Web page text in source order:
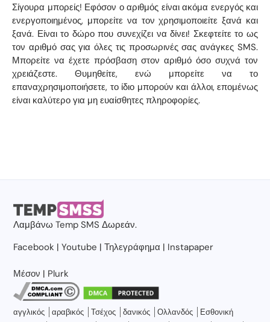
Σίγουρα μπορείς! Εφόσον ο αριθμός είναι ακόμα ενεργός και
ενεργοποιημένος, μπορείτε να τον χρησιμοποιείτε ξανά και
ξανά. Είναι το δώρο που συνεχίζει να δίνει! Σκεφτείτε το ως
τον αριθμό σας για όλες τις προσωρινές σας ανάγκες SMS.
Μπορείτε να έχετε πρόσβαση στον αριθμό όσο συχνά τον
χρειάζεστε. Θυμηθείτε, ενώ μπορείτε να το
επαναχρησιμοποιήσετε, το ίδιο μπορούν και άλλοι, επομένως
είναι καλύτερο για μη ευαίσθητες πληροφορίες.
ΛαμβάνωTemp SMS Δωρεάν.
Facebook |Youtube |Τηλεγράφημα | Instapaper
Μέσον | Plurk
αγγλικός αραβικός Τσέχος δανικός Ολλανδός
Εσθονική